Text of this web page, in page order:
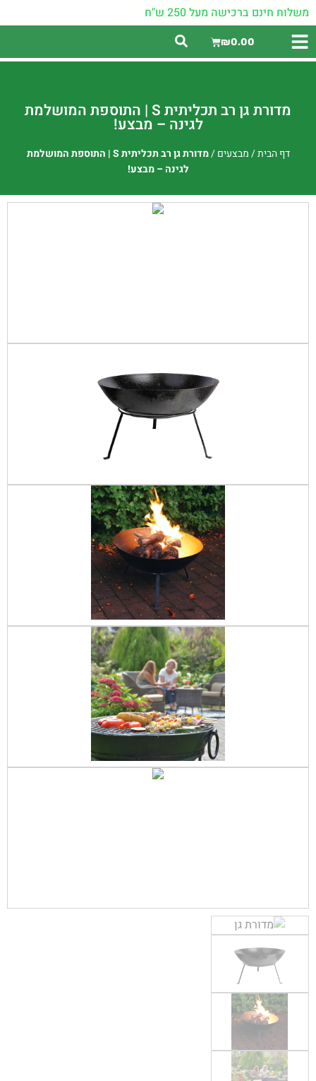
משלוח חינם ברכישה מעל 250 ש"ח
₪0.00
מדורת גן רב תכליתית S | התוספת המושלמת
לגינה – מבצע!
דף הבית/מבצעים/
מדורת גן רב תכליתית S | התוספת המושלמת
לגינה – מבצע!